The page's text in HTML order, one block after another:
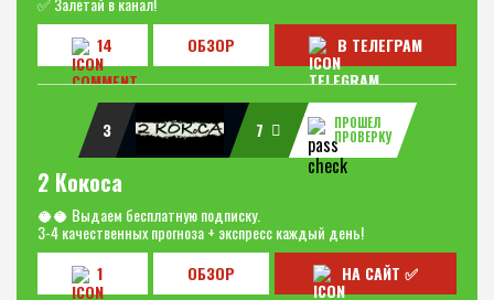
14
ОБЗОР В ТЕЛЕГРАМ
3 7
ПРОШЕЛ
ПРОВЕРКУ
2 Кокоса
🥥🥥 Выдаем бесплатную подписку.
3-4 качественных прогноза + экспресс каждый день!
1
ОБЗОР НА САЙТ ✅